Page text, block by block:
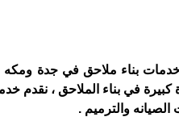
بناء ملاحق في جدة
في بناء الملاحق ، نقدم
والترميم .